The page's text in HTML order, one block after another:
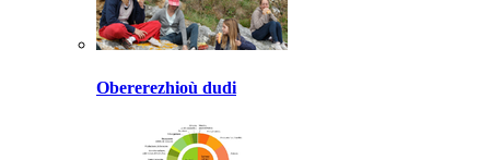
Obererezhioù dudi